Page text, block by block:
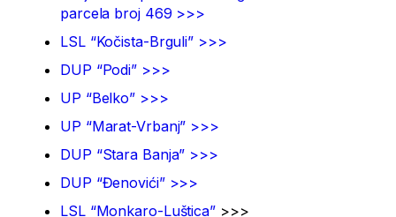
parcela broj 469 >>>
LSL “Kočista-Brguli” >>>
DUP “Podi” >>>
UP “Belko” >>>
UP “Marat-Vrbanj” >>>
DUP “Stara Banja” >>>
DUP “Đenovići” >>>
LSL “Monkaro-Luštica”>>>